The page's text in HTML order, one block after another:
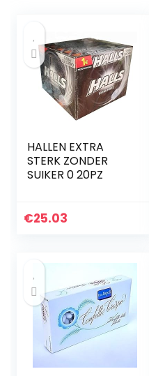
HALLEN EXTRA
STERK ZONDER
SUIKER 0 20PZ
€25.03